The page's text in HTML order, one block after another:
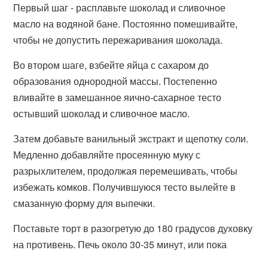
Первый шаг - расплавьте шоколад и сливочное
масло на водяной бане. Постоянно помешивайте,
чтобы не допустить пережаривания шоколада.
Во втором шаге, взбейте яйца с сахаром до
образования однородной массы. Постепенно
вливайте в замешанное яично-сахарное тесто
остывший шоколад и сливочное масло.
Затем добавьте ванильный экстракт и щепотку соли.
Медленно добавляйте просеянную муку с
разрыхлителем, продолжая перемешивать, чтобы
избежать комков. Получившуюся тесто вылейте в
смазанную форму для выпечки.
Поставьте торт в разогретую до 180 градусов духовку
на противень. Печь около 30-35 минут, или пока